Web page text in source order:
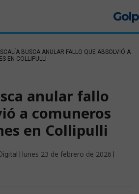
BUSCA ANULAR FALLO QUE ABSOLVIÓ A
EN COLLIPULLI
anular fallo
a comuneros
en Collipulli
| lunes 23 de febrero de 2026